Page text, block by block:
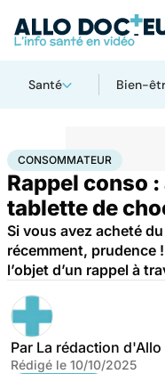
Santé Bien-
AccueilSantéConsommateur
CONSOMMATEUR
Rappel conso
tablette de
Si vous avez acheté
récemment, prudence
l’objet d’un rappel à
Par La rédaction
Rédigé le 10/10/2025